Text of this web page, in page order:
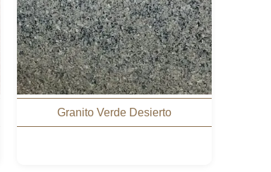
Granito Verde Desierto